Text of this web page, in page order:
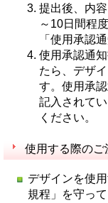
提出後、内
～10日間程
「使用承認
使用承認通
たら、デザ
す。使用承
記入されて
ください。
使用する際のご
デザインを使
規程」を守っ